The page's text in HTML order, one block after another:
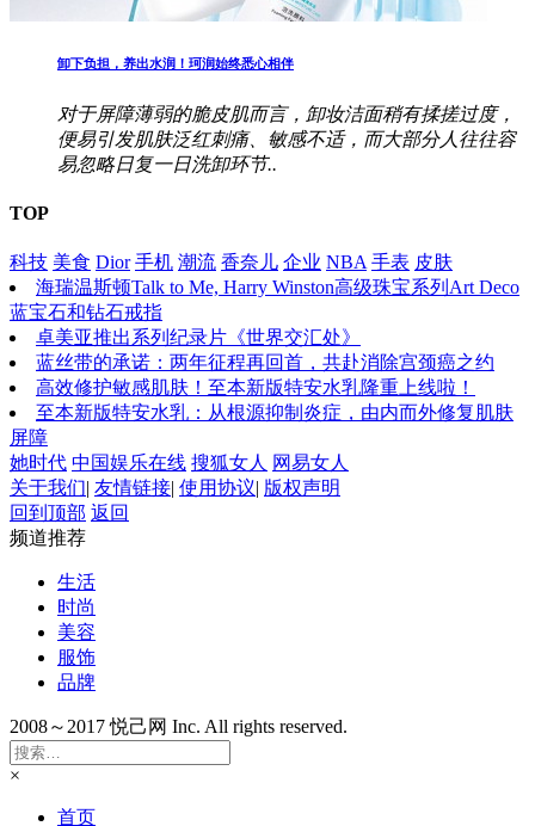
卸下负担，养出水润！珂润始终悉心相伴
对于屏障薄弱的脆皮肌而言，卸妆洁面稍有揉搓过度，
便易引发肌肤泛红刺痛、敏感不适，而大部分人往往容
易忽略日复一日洗卸环节..
TOP
科技 美食 Dior 手机 潮流 香奈儿 企业 NBA 手表 皮肤
海瑞温斯顿Talk to Me, Harry Winston高级珠宝系列Art Deco
蓝宝石和钻石戒指
卓美亚推出系列纪录片《世界交汇处》
蓝丝带的承诺：两年征程再回首，共赴消除宫颈癌之约
高效修护敏感肌肤！至本新版特安水乳隆重上线啦！
至本新版特安水乳：从根源抑制炎症，由内而外修复肌肤
屏障
她时代 中国娱乐在线 搜狐女人 网易女人
关于我们| 友情链接| 使用协议| 版权声明
回到顶部 返回
频道推荐
生活
时尚
美容
服饰
品牌
2008～2017 悦己网 Inc. All rights reserved.
×
首页